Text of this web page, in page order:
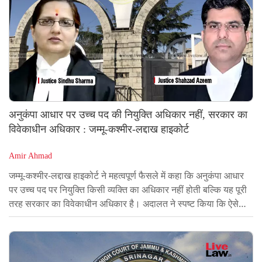
अनुकंपा आधार पर उच्च पद की नियुक्ति अधिकार नहीं, सरकार का
विवेकाधीन अधिकार : जम्मू-कश्मीर-लद्दाख हाइकोर्ट
Amir Ahmad
जम्मू-कश्मीर-लद्दाख हाइकोर्ट ने महत्वपूर्ण फैसले में कहा कि अनुकंपा आधार
पर उच्च पद पर नियुक्ति किसी व्यक्ति का अधिकार नहीं होती बल्कि यह पूरी
तरह सरकार का विवेकाधीन अधिकार है। अदालत ने स्पष्ट किया कि ऐसे
मामलों में नियुक्ति केवल नियमों के अनुसार ही दी जा सकती है और इसे
अधिकार के रूप में नहीं मांगा जा सकता।जस्टिस सिंधु शर्मा और जस्टिस
शहजाद अजीम की खंडपीठ ने यह टिप्पणी करते हुए केंद्र शासित प्रदेश
प्रशासन की अपील स्वीकार की और एकल पीठ का आदेश रद्द किया, जिसमें